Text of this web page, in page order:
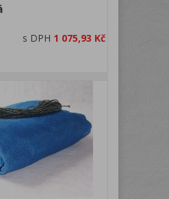
s DPH 1 075,93 Kč